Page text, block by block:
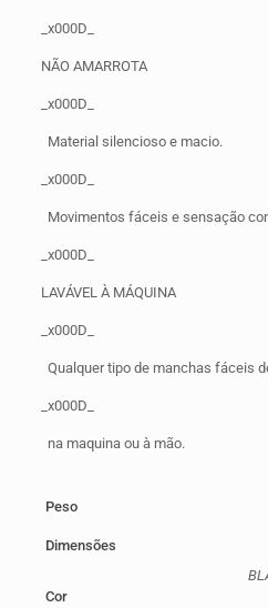
_x000D_
NÃO AMARROTA
_x000D_
Material silencioso e macio.
_x000D_
Movimentos fáceis e sensação
_x000D_
LAVÁVEL À MÁQUINA
_x000D_
Qualquer tipo de manchas fáceis
_x000D_
na maquina ou à mão.
Peso
Dimensões
Cor